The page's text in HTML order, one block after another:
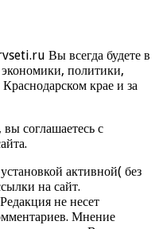
Вы всегда будете в
политики,
крае и за
соглашаетесь с
активной( без
на сайт.
не несет
Мнение